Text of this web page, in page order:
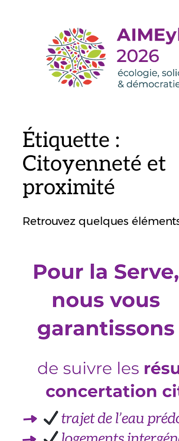
Étiquette :
Citoyenneté et
proximité
Retrouvez quelques